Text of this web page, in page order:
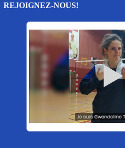
REJOIGNEZ-NOUS!